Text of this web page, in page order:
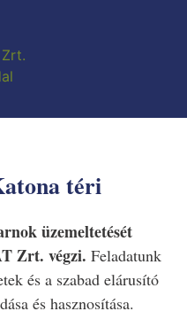
téri
üzemeltetését
Zrt. végzi. Feladatunk
és a szabad elárusító
és hasznosítása.